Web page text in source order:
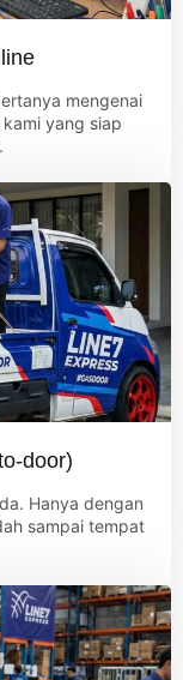
mengenai
yang siap
door)
Hanya dengan
sampai tempat